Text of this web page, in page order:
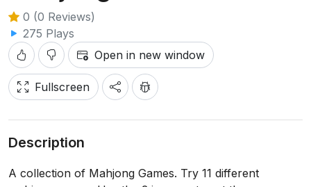
0 (0 Reviews)
275 Plays
Open in new window
Fullscreen
Description
A collection of Mahjong Games. Try 11 different